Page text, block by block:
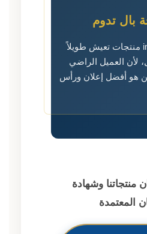
بال تدوم
استثمر in منتجات تعيش طويلاً
لأن العميل الراضي
هو أفضل إعلان ورأس
وشهادة
المعتمدة